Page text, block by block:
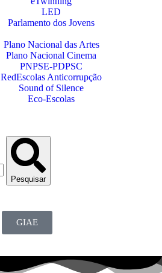
LED
Parlamento dos Jovens
Plano Nacional das Artes
Plano Nacional Cinema
PNPSE-PDPSC
RedEscolas Anticorrupção
Sound of Silence
Eco-Escolas
Pesquisar
GIAE